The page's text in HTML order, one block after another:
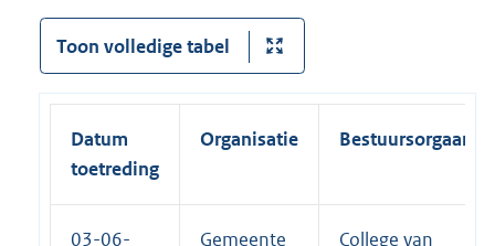
Toon volledige tabel
Datum
toetreding
Organisatie Bestuursorgaan
03-06-
Gemeente
College van